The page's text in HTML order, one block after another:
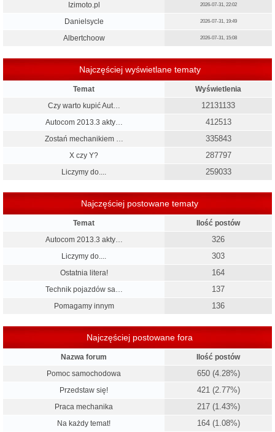
Izimoto.pl 2026-07-31, 22:02
Danielsycle 2026-07-31, 19:49
Albertchoow 2026-07-31, 15:08
Najczęściej wyświetlane tematy
Temat
Wyświetlenia
Czy warto kupić Aut…
12131133
Autocom 2013.3 akty… 412513
Zostań mechanikiem … 335843
X czy Y? 287797
Liczymy do.... 259033
Najczęściej postowane tematy
Temat
Ilość postów
Autocom 2013.3 akty…
326
Liczymy do.... 303
Ostatnia litera! 164
Technik pojazdów sa… 137
Pomagamy innym 136
Najczęściej postowane fora
Nazwa forum
Ilość postów
Pomoc samochodowa
650 (4.28%)
Przedstaw się! 421 (2.77%)
Praca mechanika 217 (1.43%)
Na każdy temat! 164 (1.08%)